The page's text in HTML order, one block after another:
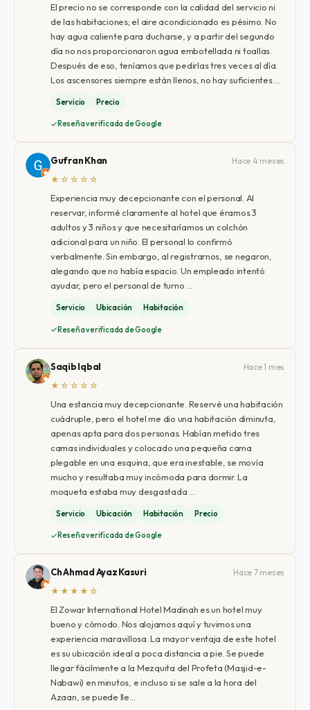
El precio no se corresponde con la calidad del servicio ni
de las habitaciones; el aire acondicionado es pésimo. No
hay agua caliente para ducharse, y a partir del segundo
día no nos proporcionaron agua embotellada ni toallas.
Después de eso, teníamos que pedirlas tres veces al día.
Los ascensores siempre están llenos, no hay suficientes …
Servicio Precio
Reseña verificada de Google
Gufran Khan
Hace 4 meses
★☆☆☆☆
Experiencia muy decepcionante con el personal. Al
reservar, informé claramente al hotel que éramos 3
adultos y 3 niños y que necesitaríamos un colchón
adicional para un niño. El personal lo confirmó
verbalmente. Sin embargo, al registrarnos, se negaron,
alegando que no había espacio. Un empleado intentó
ayudar, pero el personal de turno …
Servicio Ubicación Habitación
Reseña verificada de Google
Saqib Iqbal
Hace 1 mes
★☆☆☆☆
Una estancia muy decepcionante. Reservé una habitación
cuádruple, pero el hotel me dio una habitación diminuta,
apenas apta para dos personas. Habían metido tres
camas individuales y colocado una pequeña cama
plegable en una esquina, que era inestable, se movía
mucho y resultaba muy incómoda para dormir. La
moqueta estaba muy desgastada …
Servicio Ubicación Habitación Precio
Reseña verificada de Google
Ch Ahmad Ayaz Kasuri
Hace 7 meses
★★★★☆
El Zowar International Hotel Madinah es un hotel muy
bueno y cómodo. Nos alojamos aquí y tuvimos una
experiencia maravillosa. La mayor ventaja de este hotel
es su ubicación ideal a poca distancia a pie. Se puede
llegar fácilmente a la Mezquita del Profeta (Masjid-e-
Nabawi) en minutos, e incluso si se sale a la hora del
Azaan, se puede lle…